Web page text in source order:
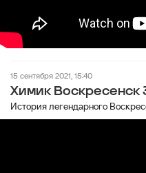
15 сентября 2021, 15:40
Химик Воскресенск
История легендарного